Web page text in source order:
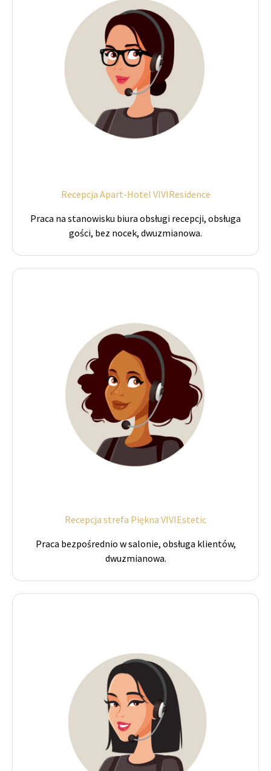
Recepcja Apart-Hotel VIVIResidence
Praca na stanowisku biura obsługi recepcji, obsługa
gości, bez nocek, dwuzmianowa.
Recepcja strefa Piękna VIVIEstetic
Praca bezpośrednio w salonie, obsługa klientów,
dwuzmianowa.